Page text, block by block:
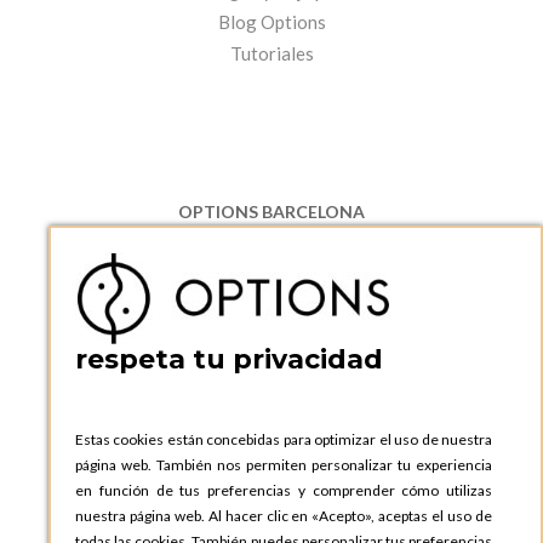
Blog Options
Tutoriales
OPTIONS BARCELONA
08130 Santa Perpetua de Moguda, Barcelona
ESPAñA
Teléfono:
+34 935 724 041
OPTIONS BARCELONA SHOWROOM
ESPAñA
Teléfono:+34 935 724 041
OPTIONS MADRID
respeta tu privacidad
Estas cookies están concebidas para optimizar el uso de nuestra
página web. También nos permiten personalizar tu experiencia
en función de tus preferencias y comprender cómo utilizas
nuestra página web. Al hacer clic en «Acepto», aceptas el uso de